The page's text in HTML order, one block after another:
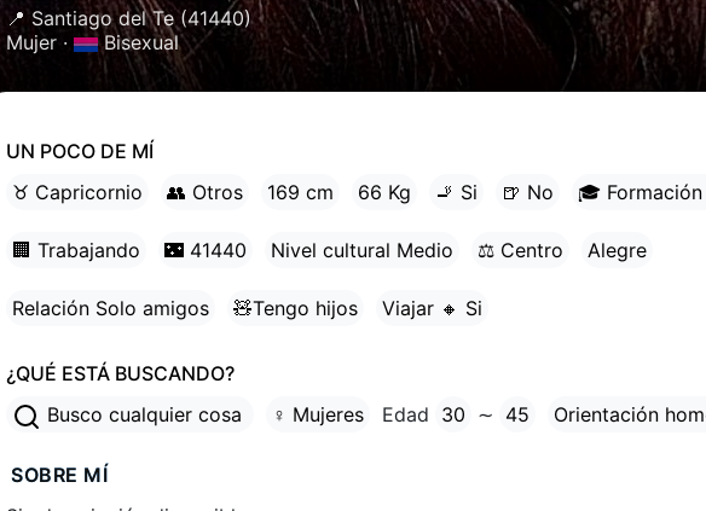
📍 Santiago del Te (41440)
Mujer ·
Bisexual
UN POCO DE MÍ
♉ Capricornio
👥 Otros 169 cm 66 Kg 🚬 Si 🍺 No 🎓
🏢 Trabajando 🌃 41440 Nivel cultural Medio ⚖ Centro Alegre
Relación Solo amigos 🧸Tengo hijos Viajar 🔸 Si
¿QUÉ ESTÁ BUSCANDO?
Busco cualquier cosa
♀ Mujeres Edad 30 ∼ 45 Orientación
SOBRE MÍ